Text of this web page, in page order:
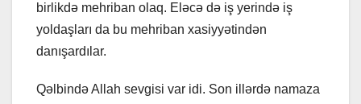
birlikdə mehriban olaq. Eləcə də iş yerində iş
yoldaşları da bu mehriban xasiyyətindən
danışardılar.
Qəlbində Allah sevgisi var idi. Son illərdə namaza